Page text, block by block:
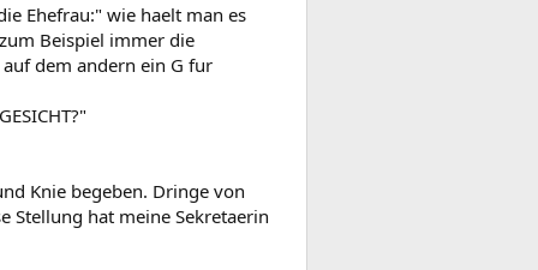
Ehefrau:" wie haelt man es
Beispiel immer die
dem andern ein G fur
Knie begeben. Dringe von
Stellung hat meine Sekretaerin